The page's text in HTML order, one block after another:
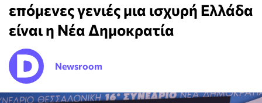
επόμενες γενιές μια ισχυρή Ελλάδα
είναι η Νέα Δημοκρατία
Newsroom